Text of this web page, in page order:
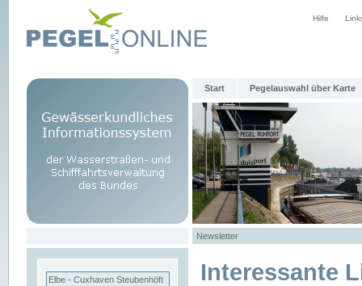
Hilfe
Start Pegelauswahl über Karte
Newsletter
Elbe - Cuxhaven Steubenhöft Interessante